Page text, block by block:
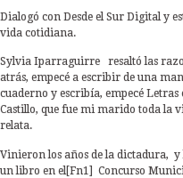
Dialogó con Desde el Sur Digital y
vida cotidiana.
Sylvia Iparraguirre resaltó las
atrás, empecé a escribir de una
cuaderno y escribía, empecé
Castillo, que fue mi marido toda la
relata.
Vinieron los años de la dictadura, y
un libro en el [Fn1] Concurso